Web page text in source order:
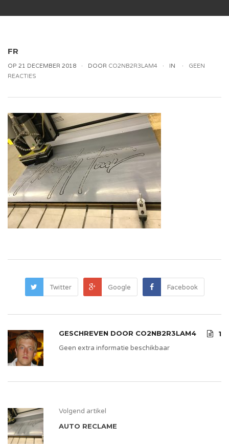
FR
OP 21 DECEMBER 2018 DOOR CO2NB2R3LAM4 IN
GEEN
REACTIES
Twitter Google Facebook
GESCHREVEN DOOR CO2NB2R3LAM4
1
Geen extra informatie beschikbaar
Volgend artikel
AUTO RECLAME